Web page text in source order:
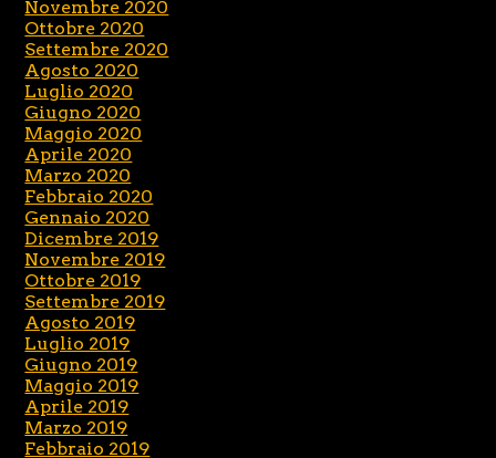
Novembre 2020
Ottobre 2020
Settembre 2020
Agosto 2020
Luglio 2020
Giugno 2020
Maggio 2020
Aprile 2020
Marzo 2020
Febbraio 2020
Gennaio 2020
Dicembre 2019
Novembre 2019
Ottobre 2019
Settembre 2019
Agosto 2019
Luglio 2019
Giugno 2019
Maggio 2019
Aprile 2019
Marzo 2019
Febbraio 2019